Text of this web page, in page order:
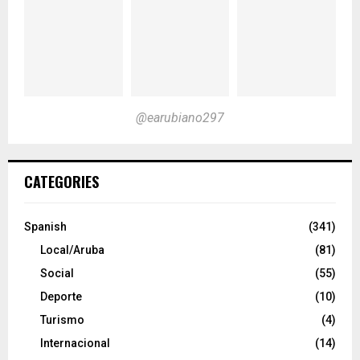
@earubiano297
CATEGORIES
Spanish
(341)
Local/Aruba
(81)
Social
(55)
Deporte
(10)
Turismo
(4)
Internacional
(14)